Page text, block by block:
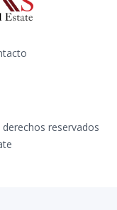
reservados